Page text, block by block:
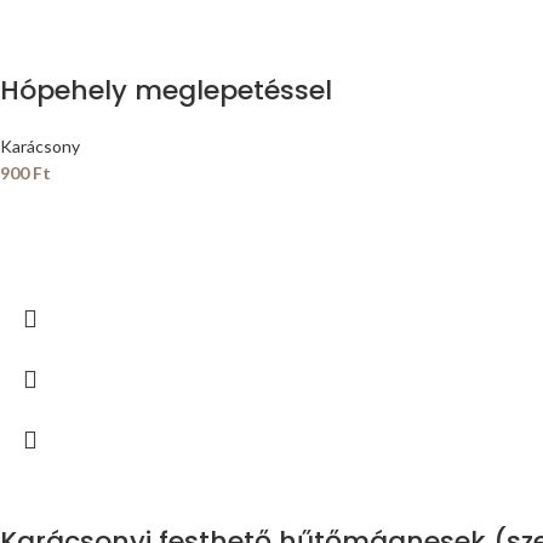
Hópehely meglepetéssel
Karácsony
900Ft